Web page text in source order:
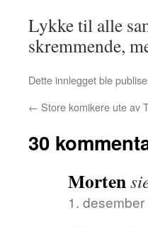
Lykke til alle
skremmende,
Dette innlegget ble
← Store komikere ute av
30
Morten
1.